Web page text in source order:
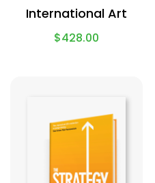
International Art
$428.00